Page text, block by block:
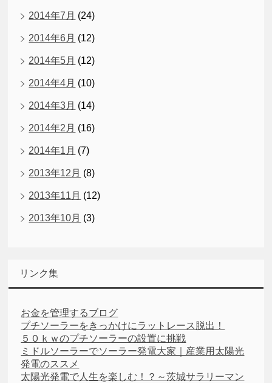
2014年7月 (24)
2014年6月 (12)
2014年5月 (12)
2014年4月 (10)
2014年3月 (14)
2014年2月 (16)
2014年1月 (7)
2013年12月 (8)
2013年11月 (12)
2013年10月 (3)
リンク集
お金を管理するブログ
プチソーラーをきっかけにラットレース脱出！
５０ｋｗのプチソーラーの設置に挑戦
ミドルソーラーでソーラー発電大家｜産業用太陽光
発電のススメ
太陽光発電で人生を楽しむ！？～茨城サラリーマン